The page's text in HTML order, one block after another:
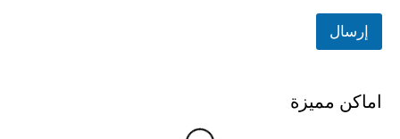
إرسال
اماكن مميزة